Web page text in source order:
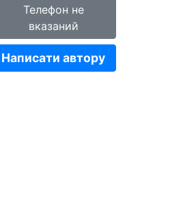
Телефон не
вказаний
Написати автору